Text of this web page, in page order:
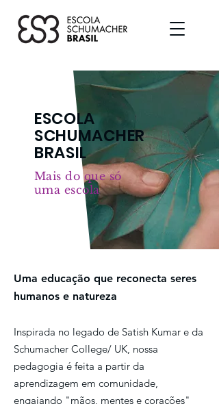
Mais do que só
uma escola
ESCOLA
SCHUMACHER
BRASIL
Uma educação que reconecta seres
humanos e natureza
Inspirada no legado de Satish Kumar e da
Schumacher College/ UK, nossa
pedagogia é feita a partir da
aprendizagem em comunidade,
engajando "mãos, mentes e corações"